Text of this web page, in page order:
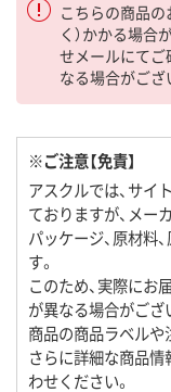
こちらの商品の
く）かかる場合
せメールにてご
なる場合がござ
※ご注意【免責】
アスクルでは、サイ
ておりますが、メー
パッケージ、原材料
す。
このため、実際にお
が異なる場合がござ
商品の商品ラベルや
さらに詳細な商品情
わせください。